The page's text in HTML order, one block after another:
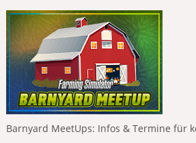
Barnyard MeetUps: Infos & Termine für